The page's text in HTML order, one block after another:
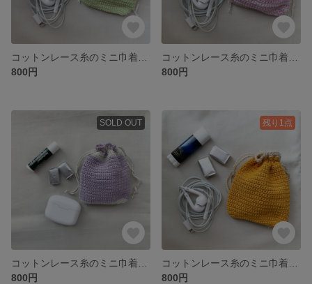
800円
800円
SOLD OUT
800円
残り1点
800円